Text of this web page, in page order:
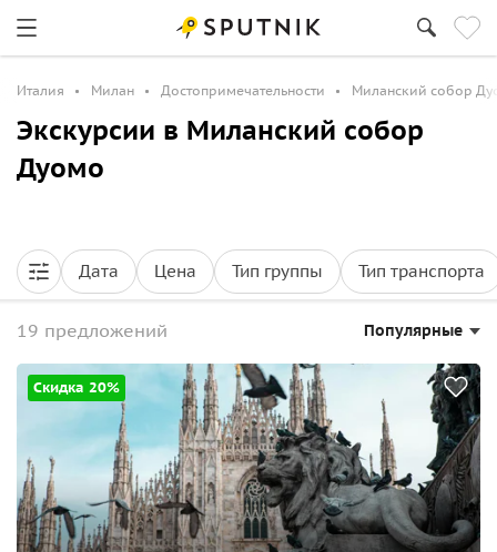
Италия Милан Достопримечательности Миланский собор
Экскурсии в Миланский собор
Дуомо
Дата Цена Тип группы Тип транспорта
19 предложений Популярные
Скидка 20%